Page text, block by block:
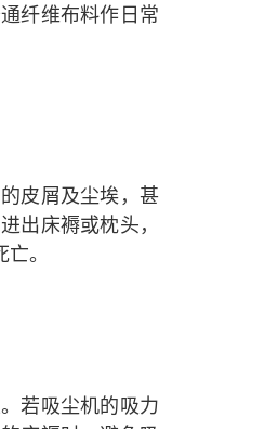
纤维布料作日常
皮屑及尘埃，甚
出床褥或枕头，
。
若吸尘机的吸力